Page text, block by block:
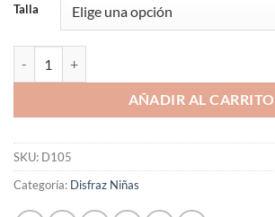
Talla
AÑADIR AL CARRITO
SKU: D105
Categoría: Disfraz Niñas